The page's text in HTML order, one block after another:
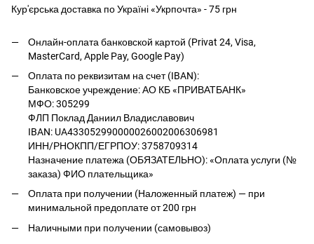
Кур'єрська доставка по Україні «Укрпочта» - 75 грн
Онлайн-оплата банковской картой (Privat 24, Visa,
MasterCard, Apple Pay, Google Pay)
Оплата по реквизитам на счет (IBAN):
Банковское учреждение: АО КБ «ПРИВАТБАНК»
МФО: 305299
ФЛП Поклад Даниил Владиславович
IBAN: UA433052990000026002006306981
ИНН/РНОКПП/ЕГРПОУ: 3758709314
Назначение платежа (ОБЯЗАТЕЛЬНО): «Оплата услуги (№
заказа) ФИО плательщика»
Оплата при получении (Наложенный платеж) — при
минимальной предоплате от 200 грн
Наличными при получении (самовывоз)